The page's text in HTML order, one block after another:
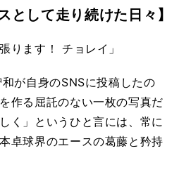
として走り続けた日々】
ります！ チョレイ」
が自身のSNSに投稿したの
作る屈託のない一枚の写真だ
く」というひと言には、常に
卓球界のエースの葛藤と矜持